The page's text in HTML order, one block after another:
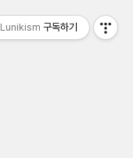
Lunikism 구독하기